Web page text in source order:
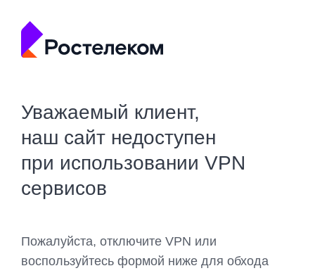
Уважаемый клиент,
наш сайт недоступен
при использовании VPN
сервисов
Пожалуйста, отключите VPN или
воспользуйтесь формой ниже для обхода